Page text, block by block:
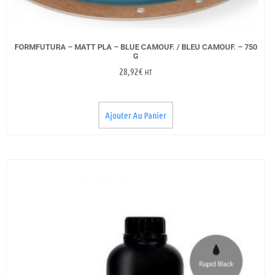
FORMFUTURA – MATT PLA – BLUE CAMOUF. / BLEU CAMOUF. – 750
G
28,92€ HT
Ajouter Au Panier